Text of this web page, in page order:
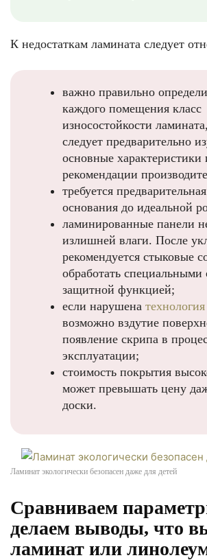
К недостаткам ламината следует
важно правильно
каждого помещения класс
износостойкости
следует предварительно
основные характеристики
рекомендации
требуется
основания до идеальной
ламинированные панели
излишней влаги. После
рекомендуется стыковые
обработать специальными
защитной функцией;
если нарушена
возможно вздутие
появление скрипа в
эксплуатации;
стоимость покрытия
может превышать цену
доски.
Ламинат экологически безопасен даже для детей
Сравниваем
делаем выводы, что
ламинат или